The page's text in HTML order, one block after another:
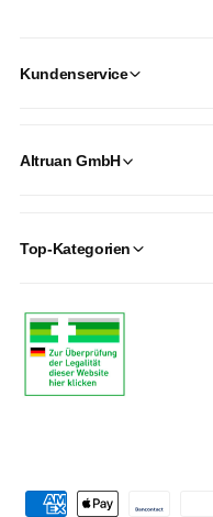
Kundenservice
Altruan GmbH
Top-Kategorien